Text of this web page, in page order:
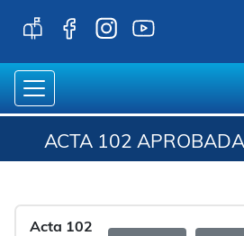
ACTA 102
Acta 102